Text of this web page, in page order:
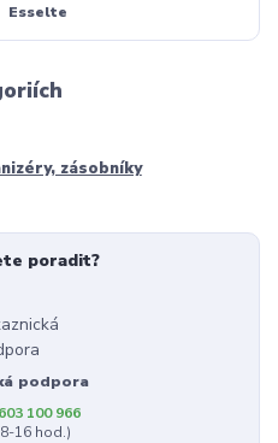
Esselte
zásobníky
poradit?
podpora
100 966
16 hod.)